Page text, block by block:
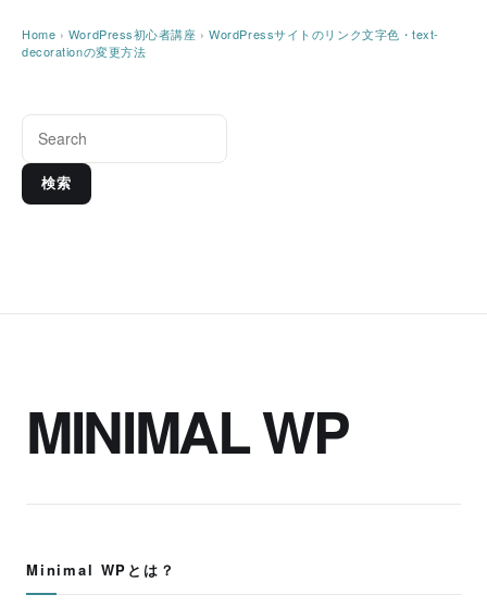
Home › WordPress初心者講座 ›WordPressサイトのリンク文字色・text-
decorationの変更方法
検索
MINIMAL WP
Minimal WPとは？